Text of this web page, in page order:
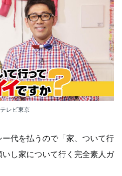
レビ東京
代を払うので「家、ついて行
し家について行く完全素人ガ